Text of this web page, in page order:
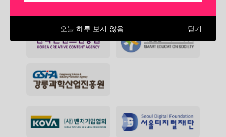
오늘 하루 보지 않음 닫기